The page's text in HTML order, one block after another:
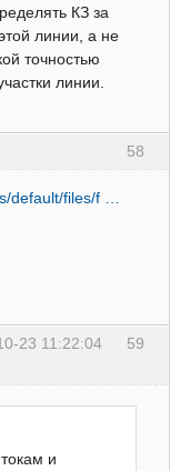
КЗ за
линии, а не
точностью
линии.
58
default/files/f …
59
23 11:22:04
и